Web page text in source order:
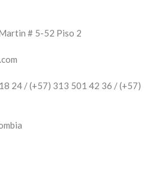
# 5-52 Piso 2
24 / (+57) 313 501 42 36 / (+57)